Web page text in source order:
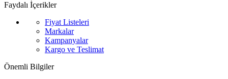
Faydalı İçerikler
Fiyat Listeleri
Markalar
Kampanyalar
Kargo ve Teslimat
Önemli Bilgiler